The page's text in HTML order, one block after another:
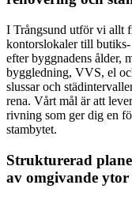
I Trångsund utför vi allt
kontorslokaler till
efter byggnadens ålder,
byggledning, VVS, el
slussar och
rena. Vårt mål är att
rivning som ger dig en
stambytet.
Strukturerad
av omgivande ytor